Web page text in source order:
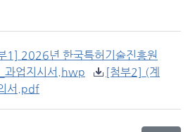
1] 2026년 한국특허기술진흥원
과업지시서.hwp
[첨부2] (계
서.pdf